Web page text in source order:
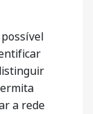
a rede